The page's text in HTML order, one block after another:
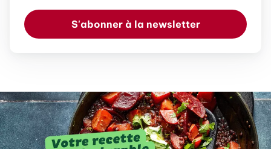
S'abonner à la newsletter